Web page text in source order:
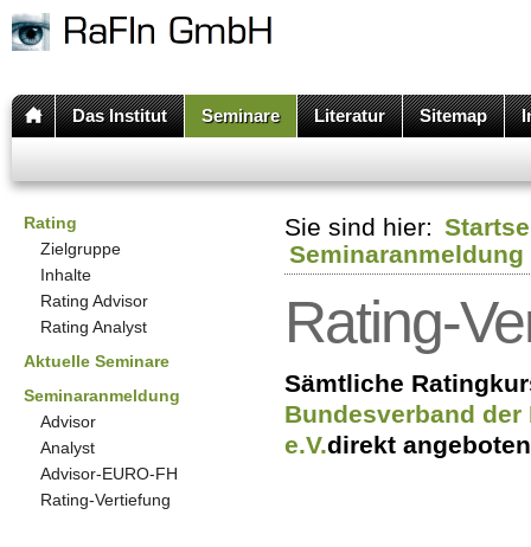
Das Institut Seminare Literatur Sitemap
Rating
Zielgruppe
Inhalte
Rating Advisor
Rating Analyst
Aktuelle Seminare
Seminaranmeldung
Advisor
Analyst
Advisor-EURO-FH
Rating-Vertiefung
Sie sind hier:
Seminaranmeldung
Rating-
Sämtliche
Bundesverband
e.V.direkt